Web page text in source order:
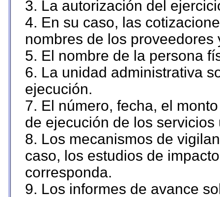
3. La autorización del
4. En su caso, las
nombres de los proveedores
5. El nombre de la persona
6. La unidad administrativa
ejecución.
7. El número, fecha, el
de ejecución de los servicios
8. Los mecanismos de
caso, los estudios de
corresponda.
9. Los informes de avance